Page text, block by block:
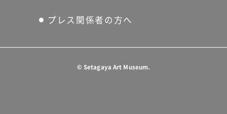
プレス関係者の方へ
© Setagaya Art Museum.